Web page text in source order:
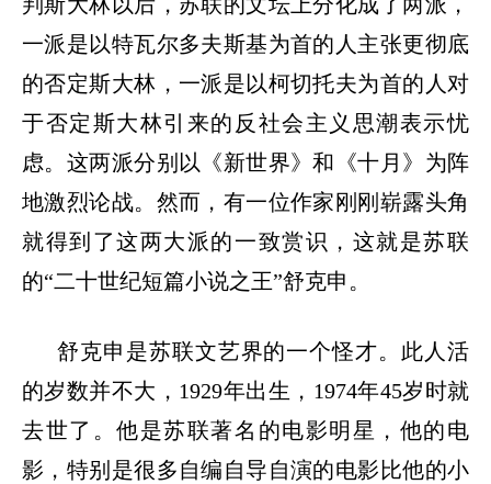
一派是以特瓦尔多夫斯基为首的人主张更彻底
的否定斯大林，一派是以柯切托夫为首的人对
于否定斯大林引来的反社会主义思潮表示忧
虑。这两派分别以《新世界》和《十月》为阵
地激烈论战。然而，有一位作家刚刚崭露头角
就得到了这两大派的一致赏识，这就是苏联
的“二十世纪短篇小说之王”舒克申。
舒克申是苏联文艺界的一个怪才。此人活
的岁数并不大， 1929年出生，1974年45岁时就
去世了。他是苏联著名的电影明星，他的电
影，特别是很多自编自导自演的电影比他的小